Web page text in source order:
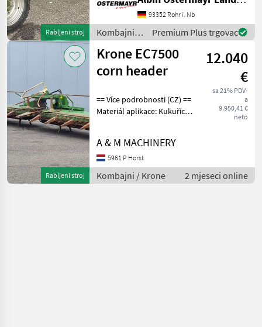
Rabljeni stroj
kombajne
93352 Rohr i. Nb
Kombajni /
Krone
Premium Plus trgovac
Rabljeni stroj
Krone EC7500
corn header
12.040
€
sa 21% PDV-
a
9.950,41 €
neto
== Více podrobnosti (CZ) ==
Materiál aplikace: Kukuřice
Záruka: No Warranty ==
Weitere Informationen (DE)
==
A & M MACHINERY
5961 P Horst
Kombajni / Krone 2 mjeseci online